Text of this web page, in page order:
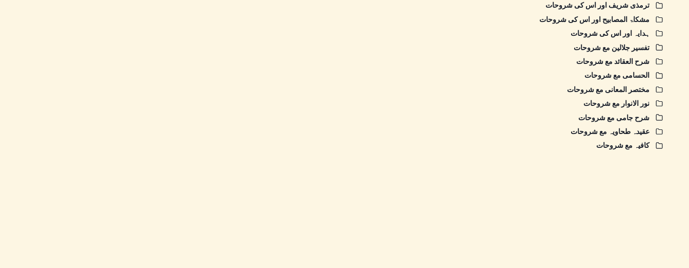
ترمذی شریف اور اس کی شروحات
مشکاۃ المصابیح اور اس کی شروحات
ہدایہ اور اس کی شروحات
تفسیر جلالین مع شروحات
شرح العقائد مع شروحات
الحسامی مع شروحات
مختصر المعانی مع شروحات
نور الانوار مع شروحات
شرح جامی مع شروحات
عقیدہ طحاویہ مع شروحات
کافیہ مع شروحات